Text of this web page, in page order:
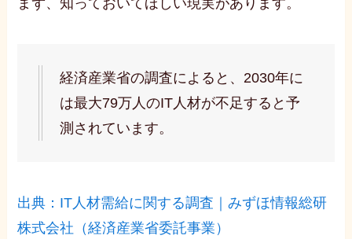
まず、知っておいてほしい現実があります。
経済産業省の調査によると、2030年に
は最大79万人のIT人材が不足すると予
測されています。
出典：IT人材需給に関する調査｜みずほ情報総研
株式会社（経済産業省委託事業）